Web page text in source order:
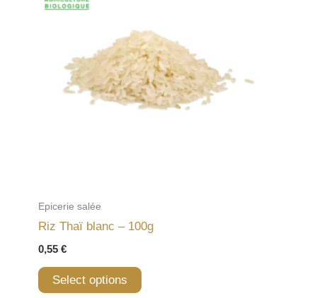
Epicerie salée
Riz Thaï blanc – 100g
0,55 €
Select options